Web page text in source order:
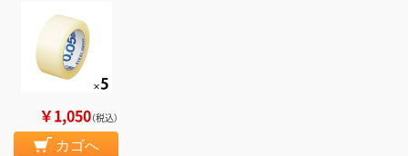
￥1,050（税込）
カゴへ